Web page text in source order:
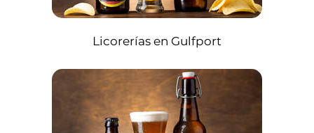
Licorerías en Gulfport